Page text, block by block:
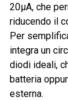
20µA, che
riducendo il
Per
integra un
diodi ideali,
batteria
esterna.